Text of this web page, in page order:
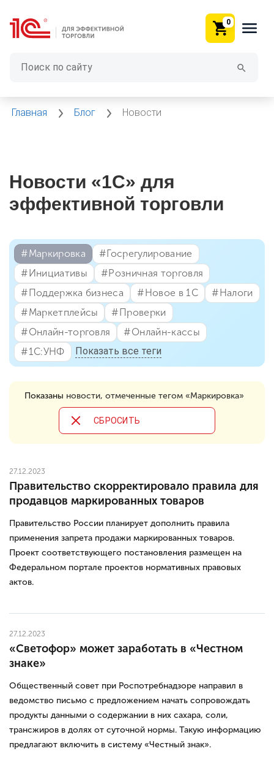
0
Главная Блог Новости
Новости «1С» для
эффективной торговли
#⁣Маркировка
#⁣Госрегулирование
#⁣Инициативы
#⁣Розничная торговля
#⁣Поддержка бизнеса
#⁣Новое в 1С
#⁣Налоги
#⁣Маркетплейсы
#⁣Проверки
#⁣Онлайн-торговля
#⁣Онлайн-кассы
#⁣1С:УНФ
Показать все теги
Показаны новости, отмеченные тегом «Маркировка»
CБРОСИТЬ
27.12.2023
Правительство скорректировало правила для
продавцов маркированных товаров
Правительство России планирует дополнить правила
применения запрета продажи маркированных товаров.
Проект соответствующего постановления размещен на
Федеральном портале проектов нормативных правовых
актов.
27.12.2023
«Светофор» может заработать в «Честном
знаке»
Общественный совет при Роспотребнадзоре направил в
ведомство письмо с предложением начать сопровождать
продукты данными о содержании в них сахара, соли,
трансжиров в долях от суточной нормы. Такую информацию
предлагают включить в систему «Честный знак».